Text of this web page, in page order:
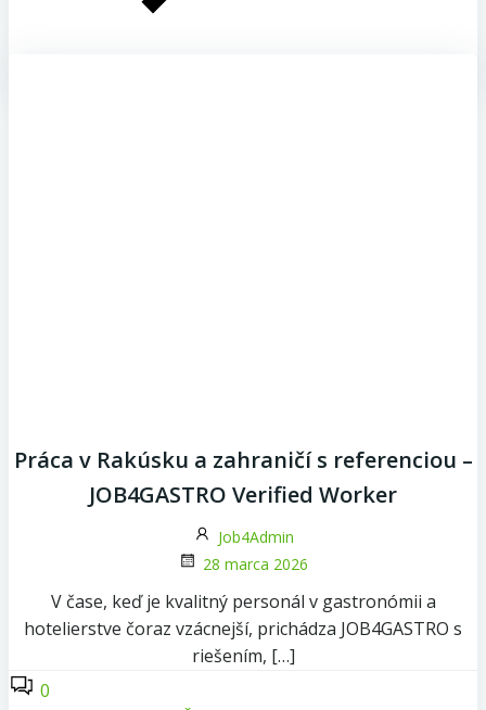
Práca v Rakúsku a zahraničí s referenciou –
JOB4GASTRO Verified Worker
Job4Admin
28 marca 2026
V čase, keď je kvalitný personál v gastronómii a
hotelierstve čoraz vzácnejší, prichádza JOB4GASTRO s
riešením, […]
0